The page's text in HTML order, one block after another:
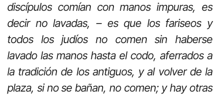
discípulos comían con manos impuras, es
decir no lavadas, – es que los fariseos y
todos los judíos no comen sin haberse
lavado las manos hasta el codo, aferrados a
la tradición de los antiguos, y al volver de la
plaza, si no se bañan, no comen; y hay otras